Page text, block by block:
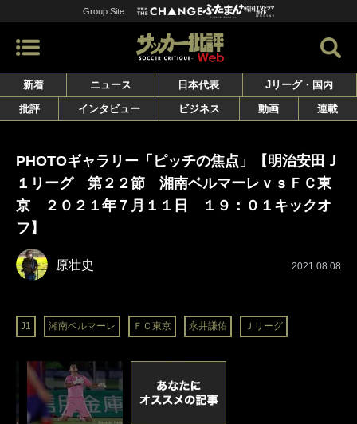
Group Site
新着 ニュース 日本代表
Jリーグ・国内
批評
インタビュー ビジネス 動画 連載
PHOTOギャラリー「ピッチの焦点」【明治安田Ｊ
１リーグ 第２２節 湘南ベルマーレｖｓＦＣ東
京 ２０２１年７月１１日 １９：０１キックオ
フ】
原壮史 2021.08.08
J1 湘南ベルマーレ ＦＣ東京 永井謙佑 Ｊリーグ